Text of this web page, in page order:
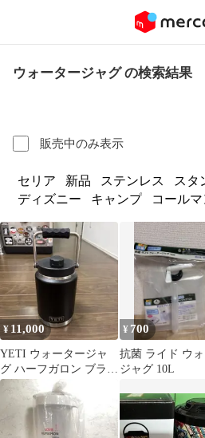
ウォータージャグ の検索結果
販売中のみ表示
セリア 新品 ステンレス スタ
ディズニー
キャンプ コールマ
¥ 11,000
YETI ウォータージャ
グ ハーフガロン ブラッ
ク
¥ 700
抗菌 ライド ウ
ジャグ 10L